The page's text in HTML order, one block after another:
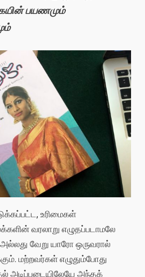
பயணமும்
உரிமைகள்
வரலாறு எழுதப்படாமலே
அல்லது வேறு யாரோ ஒருவரால்
மற்றவர்கள் எழுதும்போது
அடிப்படையிலேயே அந்தக்